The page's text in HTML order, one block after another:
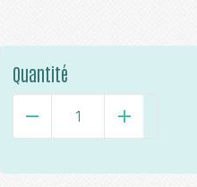
Quantité
- +